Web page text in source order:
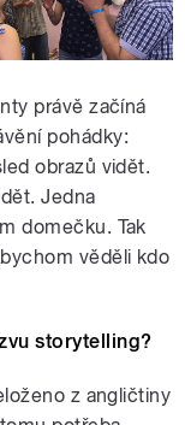
právě začíná
pohádky:
obrazů vidět.
Jedna
domečku. Tak
věděli kdo
storytelling?
z angličtiny